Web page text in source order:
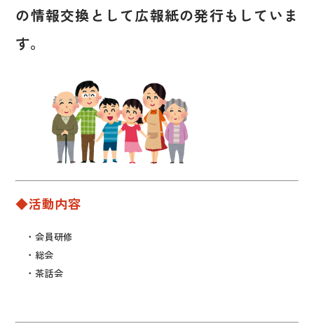
の情報交換として広報紙の発行もしていま
す。
◆活動内容
・会員研修
・総会
・茶話会